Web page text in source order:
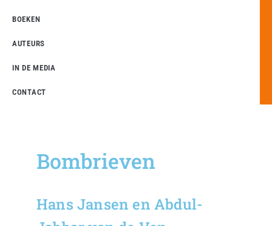
BOEKEN
AUTEURS
IN DE MEDIA
CONTACT
Bombrieven
Hans Jansen en Abdul-